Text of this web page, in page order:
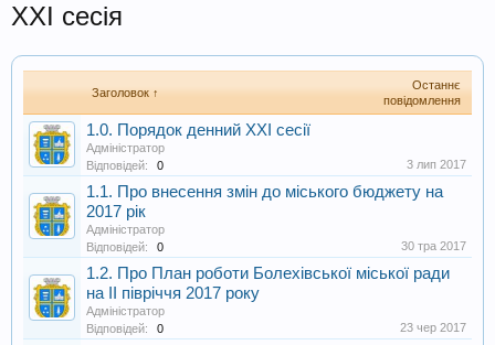
XXІ сесія
Заголовок ↑
Останнє
повідомлення
1.0. Порядок денний XXI сесії
Адміністратор
Відповідей:
0 3 лип 2017
1.1. Про внесення змін до міського бюджету на
2017 рік
Адміністратор
Відповідей:
0 30 тра 2017
1.2. Про План роботи Болехівської міської ради
на ІІ півріччя 2017 року
Адміністратор
Відповідей:
0 23 чер 2017